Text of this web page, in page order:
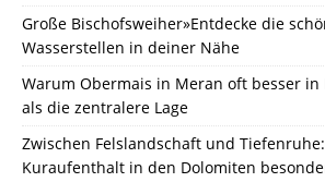
Große Bischofsweiher»Entdecke die
Wasserstellen in deiner Nähe
Warum Obermais in Meran oft besser
als die zentralere Lage
Zwischen Felslandschaft und
Kuraufenthalt in den Dolomiten